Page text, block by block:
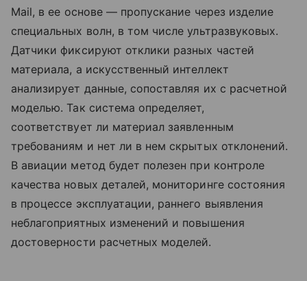
Mail, в ее основе — пропускание через изделие
специальных волн, в том числе ультразвуковых.
Датчики фиксируют отклики разных частей
материала, а искусственный интеллект
анализирует данные, сопоставляя их с расчетной
моделью. Так система определяет,
соответствует ли материал заявленным
требованиям и нет ли в нем скрытых отклонений.
В авиации метод будет полезен при контроле
качества новых деталей, мониторинге состояния
в процессе эксплуатации, раннего выявления
неблагоприятных изменений и повышения
достоверности расчетных моделей.